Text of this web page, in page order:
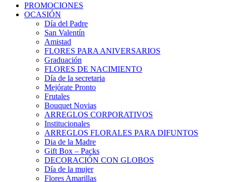
PROMOCIONES
OCASIÓN
Día del Padre
San Valentín
Amistad
FLORES PARA ANIVERSARIOS
Graduación
FLORES DE NACIMIENTO
Día de la secretaria
Mejórate Pronto
Frutales
Bouquet Novias
ARREGLOS CORPORATIVOS
Institucionales
ARREGLOS FLORALES PARA DIFUNTOS
Dia de la Madre
Gift Box – Packs
DECORACIÓN CON GLOBOS
Día de la mujer
Flores Amarillas